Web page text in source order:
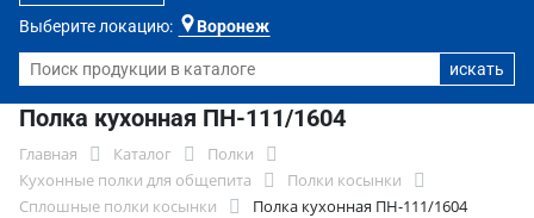
Выберите локацию: Воронеж
Полка кухонная ПН-111/1604
Главная Каталог
Полки
Кухонные полки для общепита
Полки косынки
Сплошные полки косынки
Полка кухонная ПН-111/1604